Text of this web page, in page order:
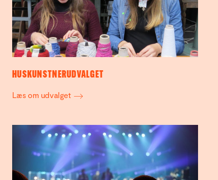
HUSKUNSTNERUDVALGET
Læs om udvalget